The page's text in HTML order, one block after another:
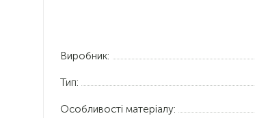
Виробник:
Тип:
Особливості матеріалу: